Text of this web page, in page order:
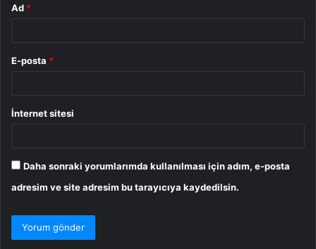
Ad *
E-posta *
İnternet sitesi
Daha sonraki yorumlarımda kullanılması için adım, e-posta
adresim ve site adresim bu tarayıcıya kaydedilsin.